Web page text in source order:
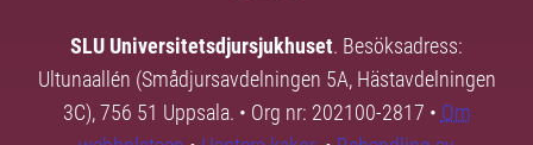
SLU Universitetsdjursjukhuset. Besöksadress:
Ultunaallén (Smådjursavdelningen 5A, Hästavdelningen
3C), 756 51 Uppsala. • Org nr: 202100-2817 • Om